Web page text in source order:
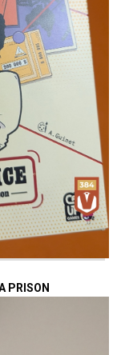
PRISON